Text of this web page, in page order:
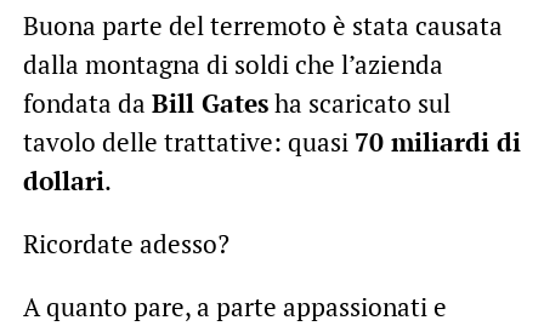
Buona parte del terremoto è stata causata
dalla montagna di soldi che l’azienda
fondata da Bill Gatesha scaricato sul
tavolo delle trattative: quasi 70 miliardi di
dollari.
Ricordate adesso?
A quanto pare, a parte appassionati e